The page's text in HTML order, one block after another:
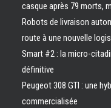
casque après 79 morts,
Robots de livraison
route à une nouvelle
Smart #2 : la micro-
définitive
Peugeot 308 GTI : une
commercialisée